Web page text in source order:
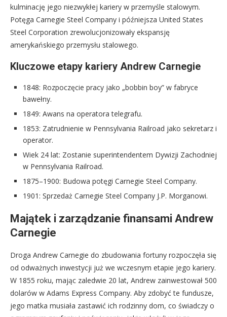
kulminację jego niezwykłej kariery w przemyśle stalowym.
Potęga Carnegie Steel Company i późniejsza United States
Steel Corporation zrewolucjonizowały ekspansję
amerykańskiego przemysłu stalowego.
Kluczowe etapy kariery Andrew Carnegie
1848: Rozpoczęcie pracy jako „bobbin boy” w fabryce
bawełny.
1849: Awans na operatora telegrafu.
1853: Zatrudnienie w Pennsylvania Railroad jako sekretarz i
operator.
Wiek 24 lat: Zostanie superintendentem Dywizji Zachodniej
w Pennsylvania Railroad.
1875–1900: Budowa potęgi Carnegie Steel Company.
1901: Sprzedaż Carnegie Steel Company J.P. Morganowi.
Majątek i zarządzanie finansami Andrew
Carnegie
Droga Andrew Carnegie do zbudowania fortuny rozpoczęła się
od odważnych inwestycji już we wczesnym etapie jego kariery.
W 1855 roku, mając zaledwie 20 lat, Andrew zainwestował 500
dolarów w Adams Express Company. Aby zdobyć te fundusze,
jego matka musiała zastawić ich rodzinny dom, co świadczy o